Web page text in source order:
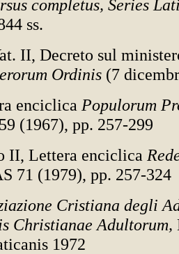
completus, Series
ss.
II, Decreto sul
Ordinis (7
enciclica Populorum
(1967), pp. 257-299
II, Lettera enciclica
71 (1979), pp. 257-324
Cristiana degli
Christianae Adultorum,
1972